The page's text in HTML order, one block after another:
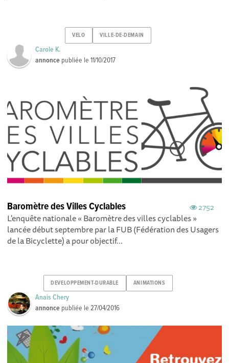
VELO VILLE-DE-DEMAIN
Carole K.
annonce publiée le11/10/2017
2752
Baromètre des Villes Cyclables
L'enquête nationale « Baromètre des villes cyclables »
lancée début septembre par la FUB (Fédération des Usagers
de la Bicyclette) a pour objectif...
DEVELOPPEMENT-DURABLE ANIMATIONS
Anais Chery
annonce publiée le27/04/2016